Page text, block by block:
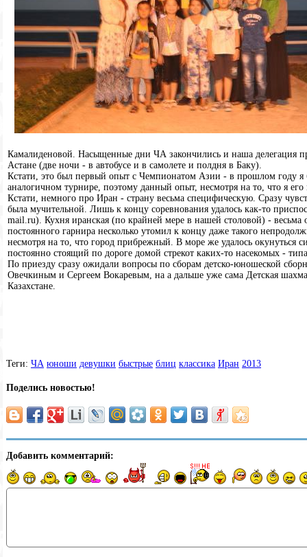
Камалиденовой. Насыщенные дни ЧА закончились и наша делегация
Астане (две ночи - в автобусе и в самолете и полдня в Баку).
Кстати, это был первый опыт с Чемпионатом Азии - в прошлом году
аналогичном турнире, поэтому данный опыт, несмотря на то, что я
Кстати, немного про Иран - страну весьма специфическую. Сразу
была мучительной. Лишь к концу соревнования удалось как-то
mail.ru). Кухня иранская (по крайней мере в нашей столовой) - весьма
постоянного гарнира несколько утомил к концу даже такого
несмотря на то, что город прибрежный. В море же удалось
постоянно стоящий по дороге домой стрекот каких-то насекомых -
По приезду сразу ожидали вопросы по сборам детско-юношеской
Овечкиным и Сергеем Вокаревым, на а дальше уже сама Детская
Казахстане.
Теги: ЧА юноши девушки быстрые блиц классика Иран 2013
Поделись новостью!
Добавить комментарий: